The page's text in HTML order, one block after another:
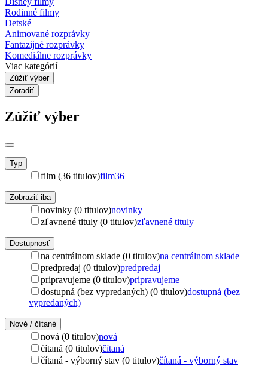
Rodinné filmy
Detské
Animované rozprávky
Fantazijné rozprávky
Komediálne rozprávky
Viac kategórií
Zúžiť výber
Zoradiť
Zúžiť výber
Typ
film (36 titulov)film36
Zobraziť iba
novinky (0 titulov)novinky
zľavnené tituly (0 titulov)zľavnené tituly
Dostupnosť
na centrálnom sklade (0 titulov)na centrálnom sklade
predpredaj (0 titulov)predpredaj
pripravujeme (0 titulov)pripravujeme
dostupná (bez vypredaných) (0 titulov)dostupná (bez
vypredaných)
Nové / čítané
nová (0 titulov)nová
čítaná (0 titulov)čítaná
čítaná - výborný stav (0 titulov)čítaná - výborný stav